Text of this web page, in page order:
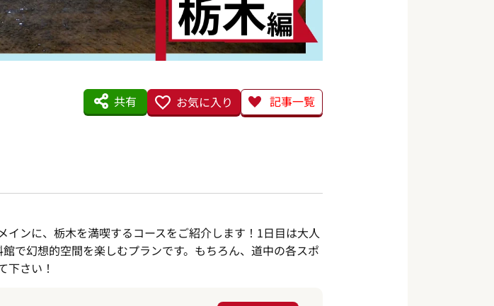
共有 お気に入り 記事一覧
ンに、栃木を満喫するコースをご紹介します！1日目は大人
で幻想的空間を楽しむプランです。もちろん、道中の各スポ
下さい！